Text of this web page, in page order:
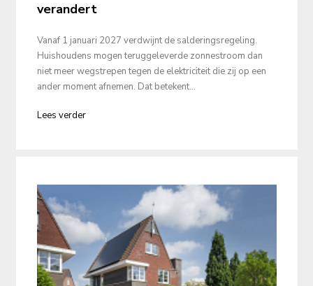
verandert
Vanaf 1 januari 2027 verdwijnt de salderingsregeling.
Huishoudens mogen teruggeleverde zonnestroom dan
niet meer wegstrepen tegen de elektriciteit die zij op een
ander moment afnemen. Dat betekent...
Lees verder